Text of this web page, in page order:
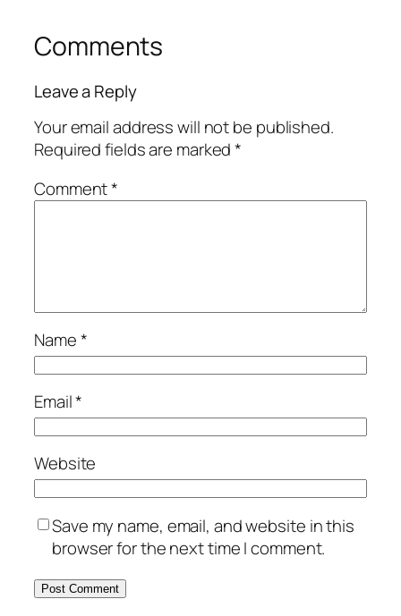
Comments
Leave a Reply
Your email address will not be published.
Required fields are marked*
Comment*
Name*
Email*
Website
Save my name, email, and website in this
browser for the next time I comment.